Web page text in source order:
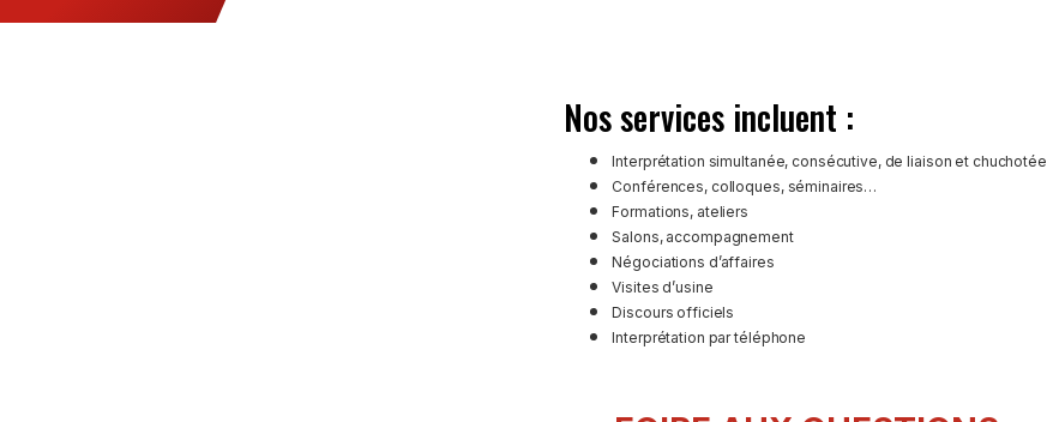
Nos services incluent :
Interprétation simultanée, consécutive, de liaison et chuchotée
Conférences, colloques, séminaires…
Formations, ateliers
Salons, accompagnement
Négociations d’affaires
Visites d’usine
Discours officiels
Interprétation par téléphone